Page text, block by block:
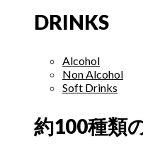
DRINKS
Alcohol
Non Alcohol
Soft Drinks
約100種類